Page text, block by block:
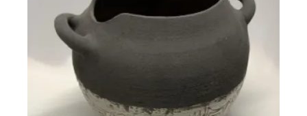
Vase gravé MARY